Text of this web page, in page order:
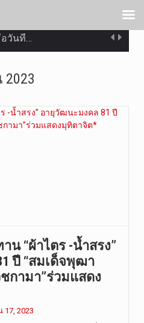
อวันที…
ที่ 7 ส…
ศุกร์ที…
น “ผ้าไตร -น้ำสรง”
ปี “สมเด็จพุฒา
กามา”ร่วมแสดง
2023